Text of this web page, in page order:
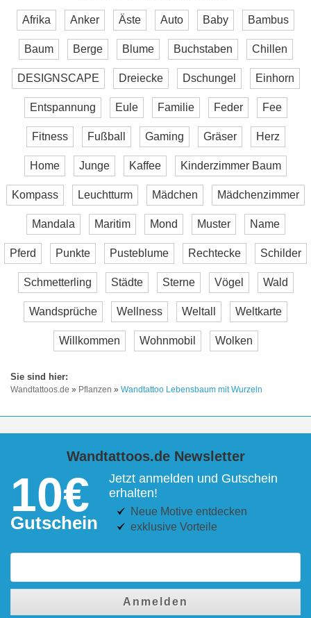
Afrika Anker Äste Auto Baby Bambus
Baum Berge Blume Buchstaben Chillen
DESIGNSCAPE Dreiecke Dschungel Einhorn
Entspannung Eule Familie Feder Fee
Fitness Fußball Gaming Gräser Herz
Home Junge Kaffee Kinderzimmer Baum
Kompass Leuchtturm Mädchen Mädchenzimmer
Mandala Maritim Mond Muster Name
Pferd Punkte Pusteblume Rechtecke Schilder
Schmetterling Städte Sterne Vögel Wald
Wandsprüche Wellness Weltall Weltkarte
Willkommen Wohnmobil Wolken
Wandtattoos.de » Pflanzen » Wandtattoo Lebensbaum mit Wurzeln
Wandtattoos.de Newsletter
10€
Gutschein
Jetzt anmelden und Gutschein
erhalten!
Neue Motive entdecken
exklusive Vorteile
Anmelden